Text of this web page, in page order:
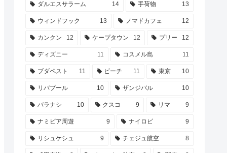
ダルエスサラーム 14 手荷物 13
ウィンドフック 13 ノマドカフェ 12
カンクン 12 ケープタウン 12 プリー 12
ディズニー 11 コスメル島 11
ブダペスト 11 ビーチ 11 東京 10
リバプール 10 ザンジバル 10
バラナシ 10 クスコ 9 リマ 9
ナミビア周遊 9 ナイロビ 9
リシュケシュ 9 チェジュ航空 8